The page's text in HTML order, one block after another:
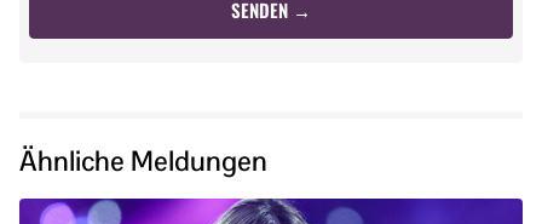
Ähnliche Meldungen